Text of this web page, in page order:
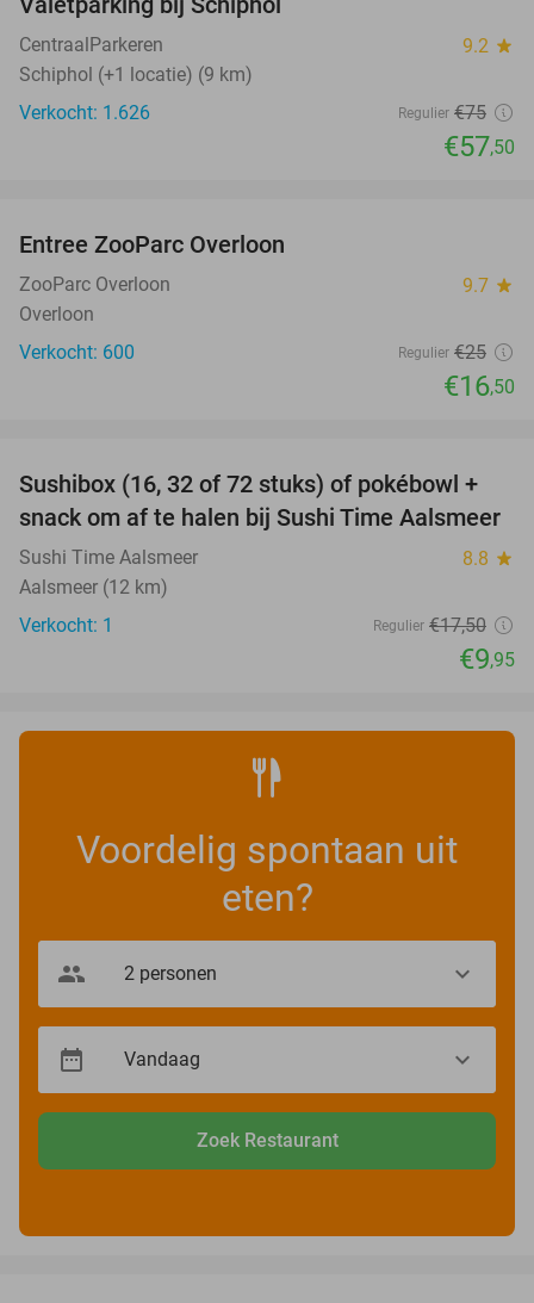
CentraalParkeren 9.2 star
Schiphol (+1 locatie) (9 km)
Verkocht: 1.626
Regulier €75
€57,50
TODAY
Entree ZooParc Overloon
ZooParc Overloon 9.7 star
Overloon
Verkocht: 600
Regulier €25
€16,50
43%
TODAY
Sushibox (16, 32 of 72 stuks) of pokébowl +
snack om af te halen bij Sushi Time Aalsmeer
Sushi Time Aalsmeer 8.8 star
Aalsmeer (12 km)
Verkocht: 1
Regulier €17,50
€9,95
Voordelig spontaan uit
eten?
Zoek Restaurant